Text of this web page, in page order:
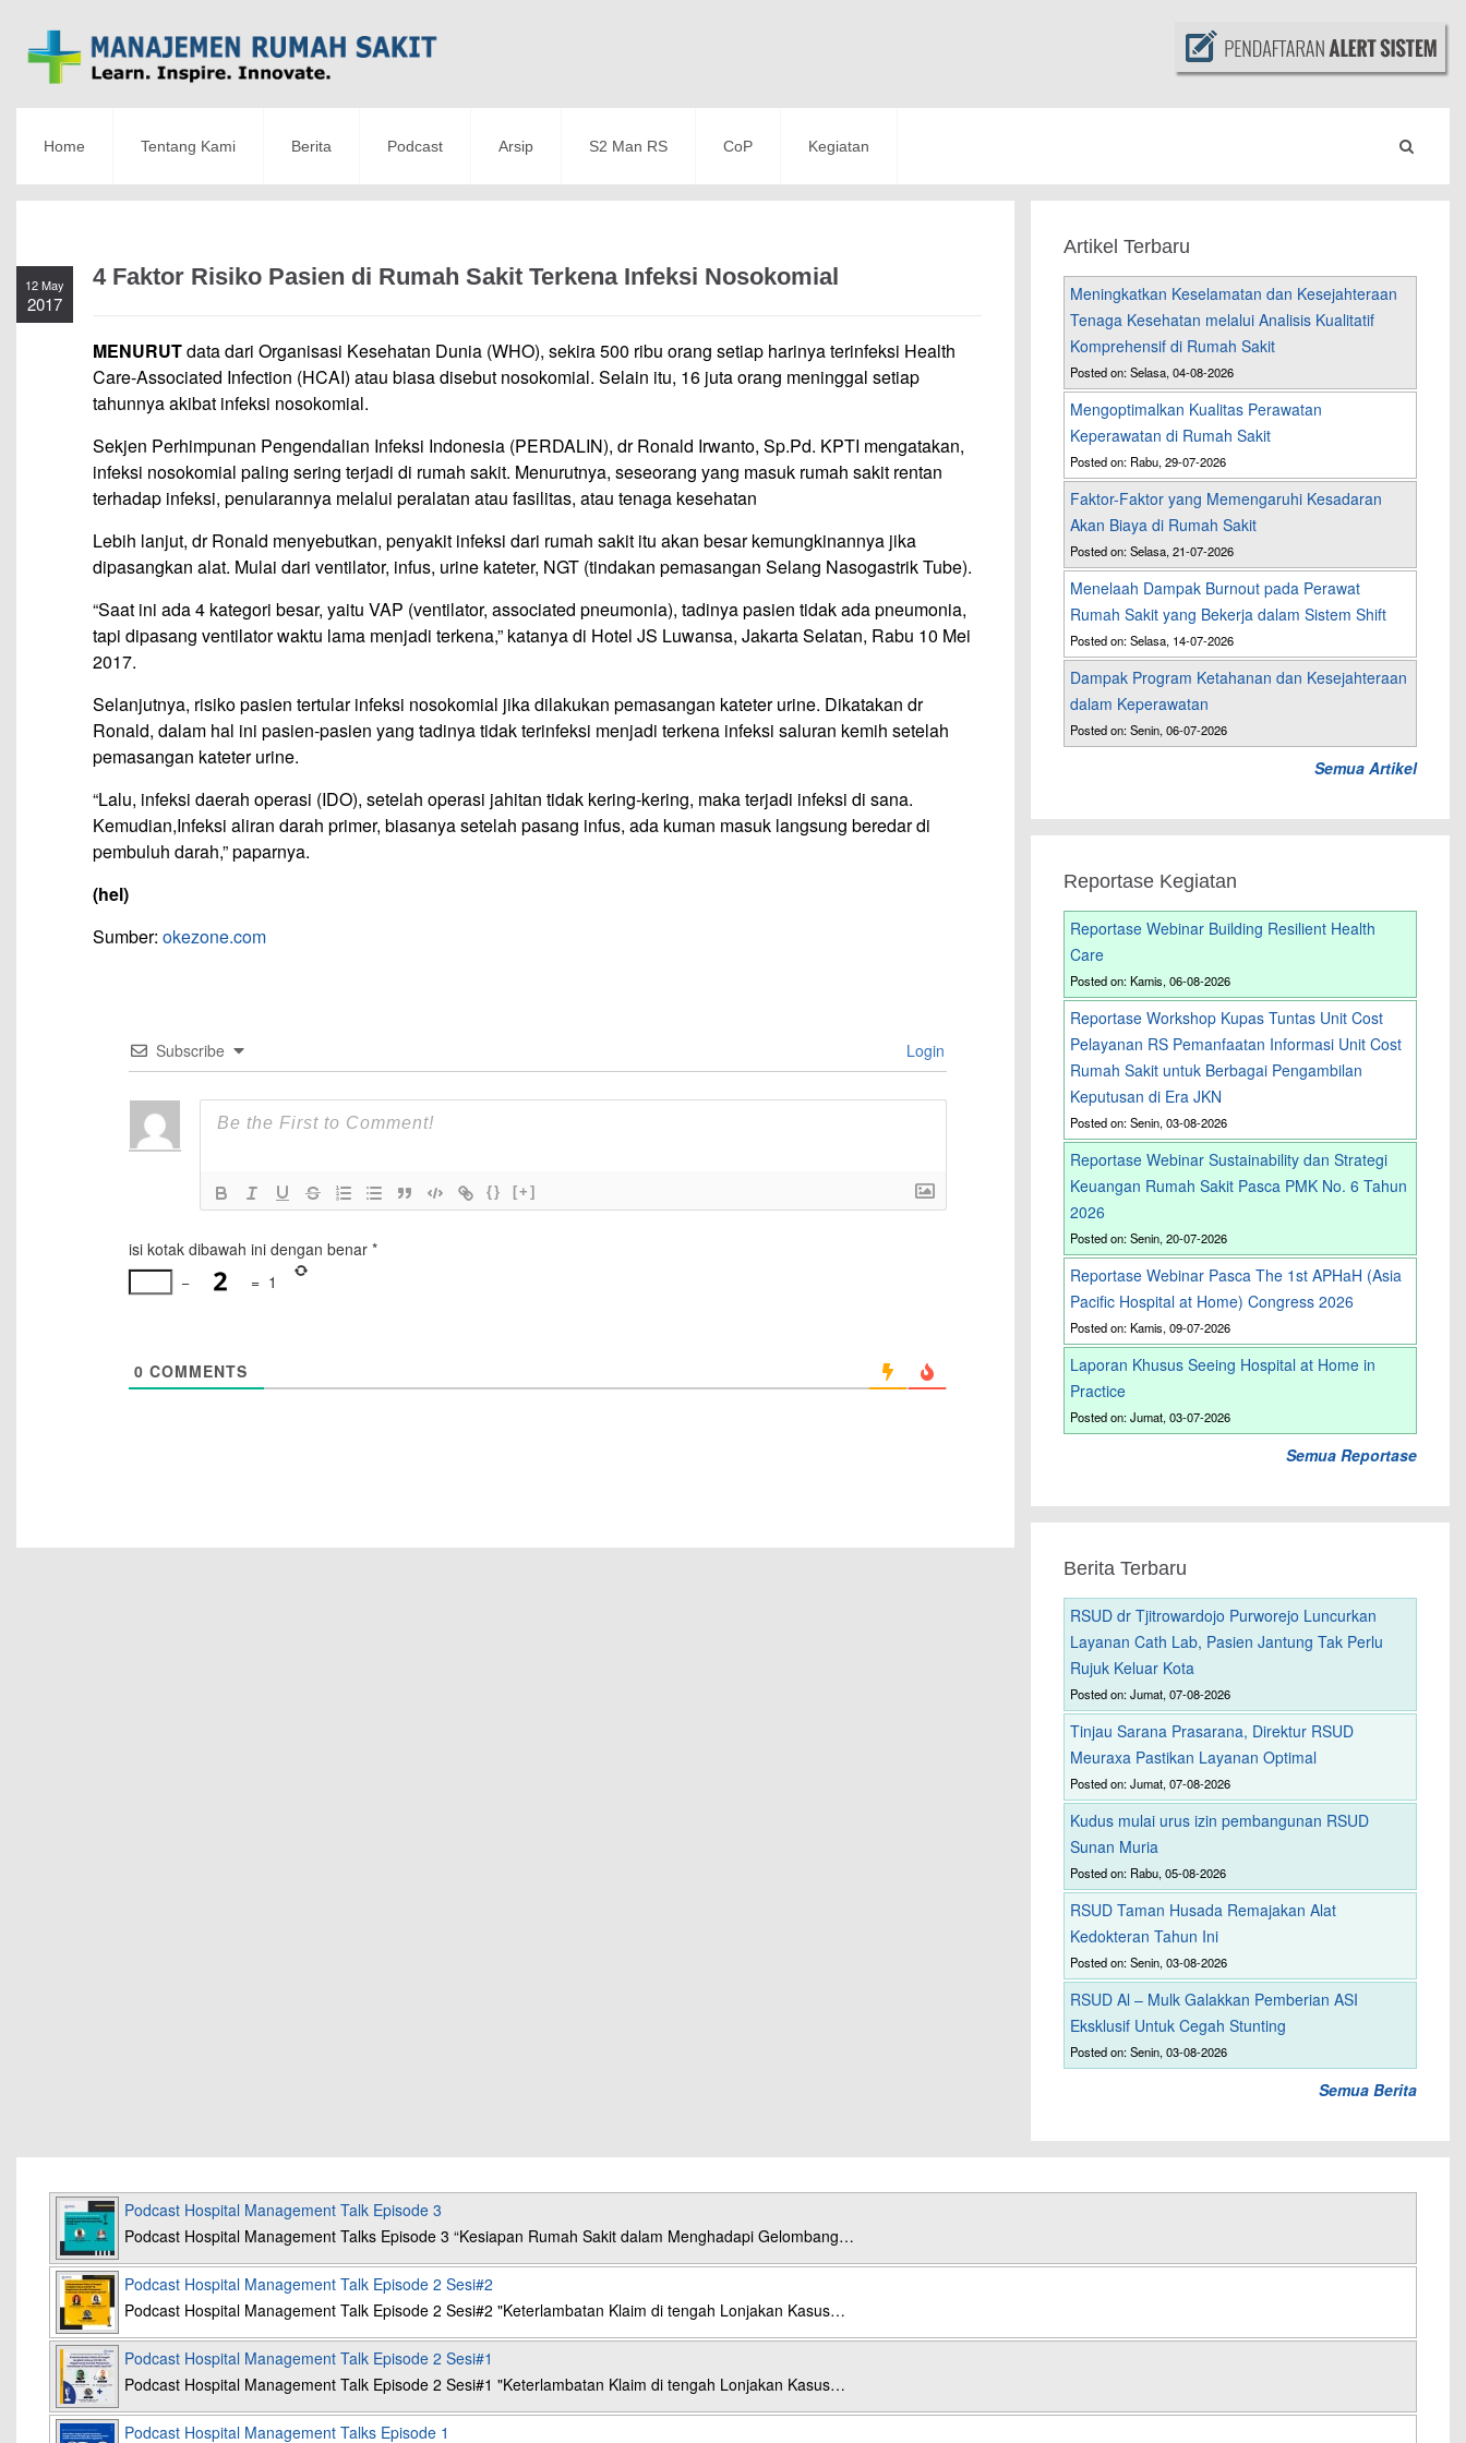
Home Tentang Kami Berita Podcast Arsip S2 Man RS CoP Kegiatan
12 May
2017
4 Faktor Risiko Pasien di Rumah Sakit Terkena Infeksi Nosokomial
MENURUTdata dari Organisasi Kesehatan Dunia (WHO), sekira 500 ribu orang setiap harinya terinfeksi Health
Care-Associated Infection (HCAI) atau biasa disebut nosokomial. Selain itu, 16 juta orang meninggal setiap
tahunnya akibat infeksi nosokomial.
Sekjen Perhimpunan Pengendalian Infeksi Indonesia (PERDALIN), dr Ronald Irwanto, Sp.Pd. KPTI mengatakan,
infeksi nosokomial paling sering terjadi di rumah sakit. Menurutnya, seseorang yang masuk rumah sakit rentan
terhadap infeksi, penularannya melalui peralatan atau fasilitas, atau tenaga kesehatan
Lebih lanjut, dr Ronald menyebutkan, penyakit infeksi dari rumah sakit itu akan besar kemungkinannya jika
dipasangkan alat. Mulai dari ventilator, infus, urine kateter, NGT (tindakan pemasangan Selang Nasogastrik Tube).
“Saat ini ada 4 kategori besar, yaitu VAP (ventilator, associated pneumonia), tadinya pasien tidak ada pneumonia,
tapi dipasang ventilator waktu lama menjadi terkena,” katanya di Hotel JS Luwansa, Jakarta Selatan, Rabu 10 Mei
2017.
Selanjutnya, risiko pasien tertular infeksi nosokomial jika dilakukan pemasangan kateter urine. Dikatakan dr
Ronald, dalam hal ini pasien-pasien yang tadinya tidak terinfeksi menjadi terkena infeksi saluran kemih setelah
pemasangan kateter urine.
“Lalu, infeksi daerah operasi (IDO), setelah operasi jahitan tidak kering-kering, maka terjadi infeksi di sana.
Kemudian,Infeksi aliran darah primer, biasanya setelah pasang infus, ada kuman masuk langsung beredar di
pembuluh darah,” paparnya.
(hel)
Sumber: okezone.com
Subscribe Login
{} [+]
isi kotak dibawah ini dengan benar*
−
= 1
0 COMMENTS
Artikel Terbaru
Meningkatkan Keselamatan dan Kesejahteraan
Tenaga Kesehatan melalui Analisis Kualitatif
Komprehensif di Rumah Sakit
Posted on: Selasa, 04-08-2026
Mengoptimalkan Kualitas Perawatan
Keperawatan di Rumah Sakit
Posted on: Rabu, 29-07-2026
Faktor-Faktor yang Memengaruhi Kesadaran
Akan Biaya di Rumah Sakit
Posted on: Selasa, 21-07-2026
Menelaah Dampak Burnout pada Perawat
Rumah Sakit yang Bekerja dalam Sistem Shift
Posted on: Selasa, 14-07-2026
Dampak Program Ketahanan dan Kesejahteraan
dalam Keperawatan
Posted on: Senin, 06-07-2026
Semua Artikel
Reportase Kegiatan
Reportase Webinar Building Resilient Health
Care
Posted on: Kamis, 06-08-2026
Reportase Workshop Kupas Tuntas Unit Cost
Pelayanan RS Pemanfaatan Informasi Unit Cost
Rumah Sakit untuk Berbagai Pengambilan
Keputusan di Era JKN
Posted on: Senin, 03-08-2026
Reportase Webinar Sustainability dan Strategi
Keuangan Rumah Sakit Pasca PMK No. 6 Tahun
2026
Posted on: Senin, 20-07-2026
Reportase Webinar Pasca The 1st APHaH (Asia
Pacific Hospital at Home) Congress 2026
Posted on: Kamis, 09-07-2026
Laporan Khusus Seeing Hospital at Home in
Practice
Posted on: Jumat, 03-07-2026
Semua Reportase
Berita Terbaru
RSUD dr Tjitrowardojo Purworejo Luncurkan
Layanan Cath Lab, Pasien Jantung Tak Perlu
Rujuk Keluar Kota
Posted on: Jumat, 07-08-2026
Tinjau Sarana Prasarana, Direktur RSUD
Meuraxa Pastikan Layanan Optimal
Posted on: Jumat, 07-08-2026
Kudus mulai urus izin pembangunan RSUD
Sunan Muria
Posted on: Rabu, 05-08-2026
RSUD Taman Husada Remajakan Alat
Kedokteran Tahun Ini
Posted on: Senin, 03-08-2026
RSUD Al – Mulk Galakkan Pemberian ASI
Eksklusif Untuk Cegah Stunting
Posted on: Senin, 03-08-2026
Semua Berita
Podcast Hospital Management Talk Episode 3
Podcast Hospital Management Talks Episode 3 “Kesiapan Rumah Sakit dalam Menghadapi Gelombang…
Podcast Hospital Management Talk Episode 2 Sesi#2
Podcast Hospital Management Talk Episode 2 Sesi#2 "Keterlambatan Klaim di tengah Lonjakan Kasus…
Podcast Hospital Management Talk Episode 2 Sesi#1
Podcast Hospital Management Talk Episode 2 Sesi#1 "Keterlambatan Klaim di tengah Lonjakan Kasus…
Podcast Hospital Management Talks Episode 1